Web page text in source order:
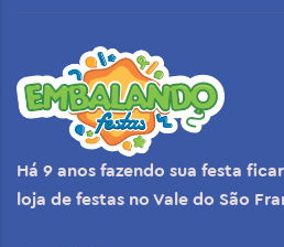
Há 9 anos fazendo sua festa
loja de festas no Vale do São